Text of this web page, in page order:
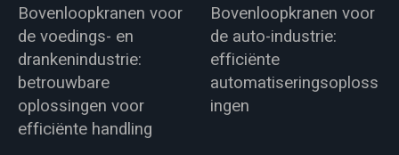
Bovenloopkranen voor
de voedings- en
drankenindustrie:
betrouwbare
oplossingen voor
efficiënte handling
Bovenloopkranen voor
de auto-industrie:
efficiënte
automatiseringsoploss
ingen